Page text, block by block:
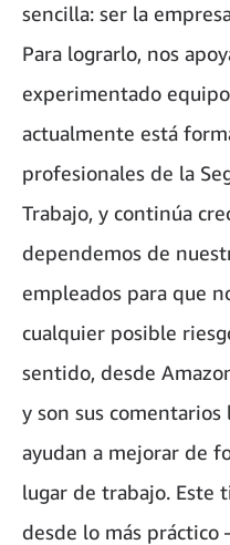
sencilla: ser la
Para lograrlo, nos
experimentado
actualmente está
profesionales de la
Trabajo, y continúa
dependemos de
empleados para que
cualquier posible
sentido, desde
y son sus
ayudan a mejorar de
lugar de trabajo. Este
desde lo más práctico